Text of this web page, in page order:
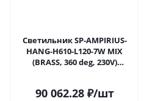
Светильник SP-AMPIRIUS-
HANG-H610-L120-7W MIX
(BRASS, 360 deg, 230V)
90 062.28₽/шт